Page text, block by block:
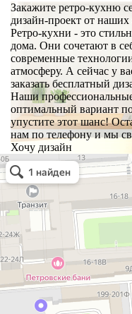
Закажите ретро-кухню
дизайн-проект от наших
Ретро-кухни - это
дома. Они сочетают в
современные
атмосферу. А сейчас у
заказать бесплатный
Наши
оптимальный вариант
упустите этот шанс!
нам по телефону и мы
Хочу дизайн